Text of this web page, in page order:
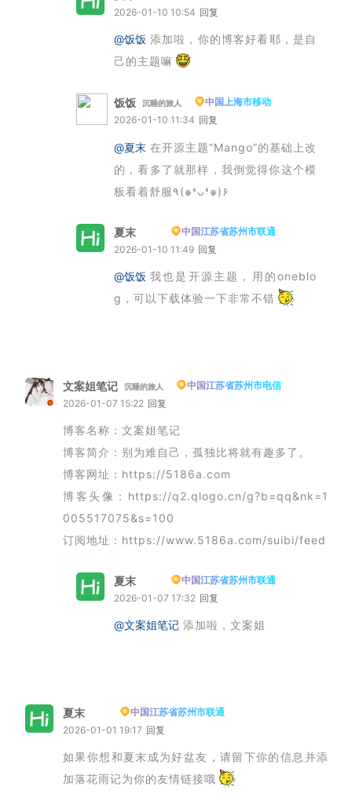
2026-01-10 10:54 回复
@饭饭 添加啦，你的博客好看耶，是自
己的主题嘛
饭饭 沉睡的旅人
中国上海市移动
2026-01-10 11:34 回复
@夏末 在开源主题“Mango”的基础上改
的，看多了就那样，我倒觉得你这个模
板看着舒服٩(๑❛ᴗ❛๑)۶
夏末
中国江苏省苏州市联通
2026-01-10 11:49 回复
@饭饭 我也是开源主题，用的oneblo
g，可以下载体验一下非常不错
文案姐笔记 沉睡的旅人
中国江苏省苏州市电信
2026-01-07 15:22 回复
博客名称：文案姐笔记
博客简介：别为难自己，孤独比将就有趣多了。
博客网址：https://5186a.com
博客头像：https://q2.qlogo.cn/g?b=qq&nk=1
005517075&s=100
订阅地址：https://www.5186a.com/suibi/feed
夏末
中国江苏省苏州市联通
2026-01-07 17:32 回复
@文案姐笔记 添加啦，文案姐
夏末
中国江苏省苏州市联通
2026-01-01 19:17 回复
如果你想和夏末成为好盆友，请留下你的信息并添
加落花雨记为你的友情链接哦